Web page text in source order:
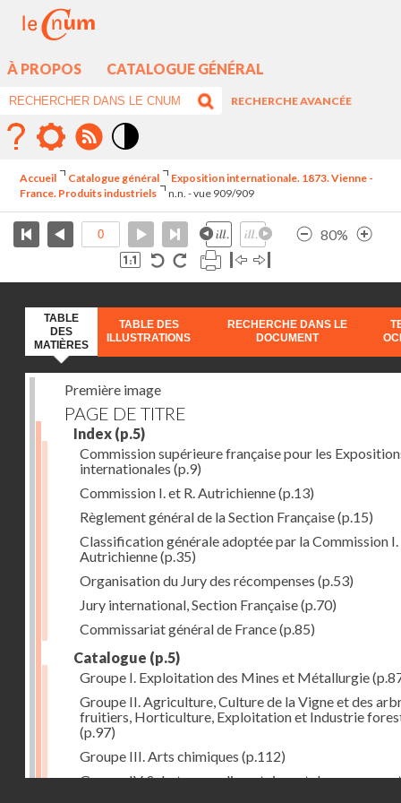
À PROPOS CATALOGUE GÉNÉRAL
RECHERCHE AVANCÉE
élévé
Accueil Catalogue général
Exposition internationale. 1873. Vienne -
France. Produits industriels
n.n. - vue 909/909
80%
TABLE
DES
MATIÈRES
TABLE DES
ILLUSTRATIONS
RECHERCHE DANS LE
DOCUMENT
Première image
PAGE DE TITRE
Index (p.5)
Commission supérieure française pour les
internationales (p.9)
Commission I. et R. Autrichienne(p.13)
Règlement général de la Section Française(p.15)
Classification générale adoptée par la Commission I.
Autrichienne(p.35)
Organisation du Jury des récompenses (p.53)
Jury international, Section Française(p.70)
Commissariat général de France(p.85)
Catalogue (p.5)
Groupe I. Exploitation des Mines et Métallurgie
Groupe II. Agriculture, Culture de la Vigne et des
fruitiers, Horticulture, Exploitation et Industrie
(p.97)
Groupe III. Arts chimiques (p.112)
Groupe IV. Substances alimentaires et de